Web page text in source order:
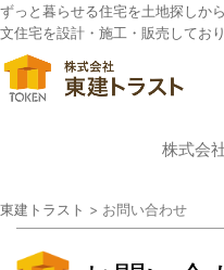
ずっと暮らせる住宅を土地探しか
文住宅を設計・施工・販売してお
株式会
東建トラスト > お問い合わせ